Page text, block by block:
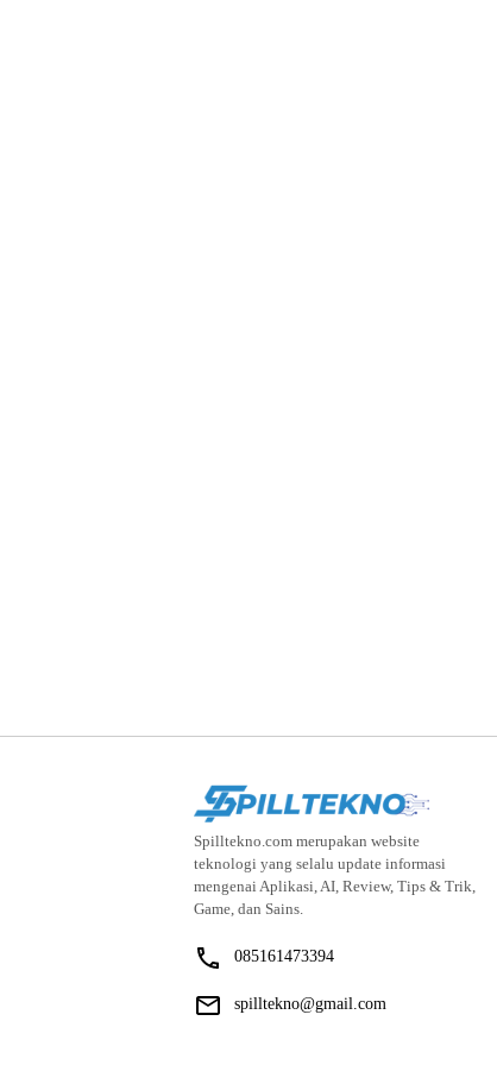
Spilltekno.com merupakan website
teknologi yang selalu update informasi
mengenai Aplikasi, AI, Review, Tips & Trik,
Game, dan Sains.
085161473394
spilltekno@gmail.com